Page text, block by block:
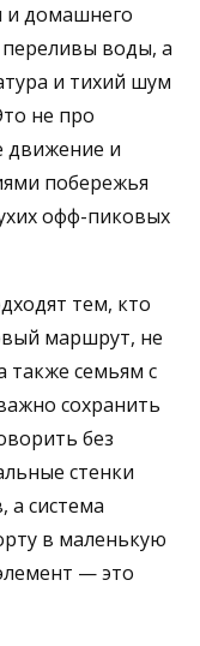
и домашнего
воды, а
и тихий шум
не про
движение и
побережья
офф-пиковых
тем, кто
маршрут, не
также семьям с
сохранить
без
стенки
система
в маленькую
— это